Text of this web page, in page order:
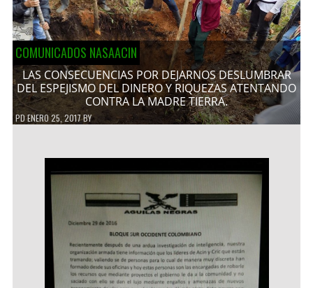
COMUNICADOS NASAACIN
LAS CONSECUENCIAS POR DEJARNOS DESLUMBRAR
DEL ESPEJISMO DEL DINERO Y RIQUEZAS ATENTANDO
CONTRA LA MADRE TIERRA.
PDENERO 25, 2017BY